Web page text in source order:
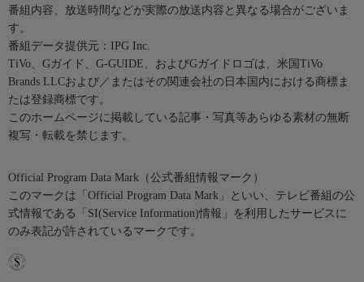
番組内容、放送時間などが実際の放送内容と異なる場合がございま
す。
番組データ提供元：IPG Inc.
TiVo、Gガイド、G-GUIDE、およびGガイドロゴは、米国TiVo
Brands LLCおよび／またはその関連会社の日本国内における商標ま
たは登録商標です。
このホームページに掲載している記事・写真等あらゆる素材の無断
複写・転載を禁じます。
Official Program Data Mark（公式番組情報マーク）
このマークは「Official Program Data Mark」といい、テレビ番組の公
式情報である「SI(Service Information)情報」を利用したサービスに
のみ表記が許されているマークです。